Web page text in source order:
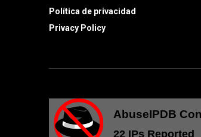
Política de privacidad
Privacy Policy